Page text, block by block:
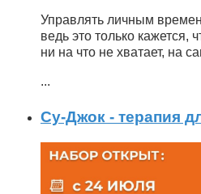
Управлять личным
ведь это только кажется,
ни на что не хватает, на
...
Су-Джок - терапия